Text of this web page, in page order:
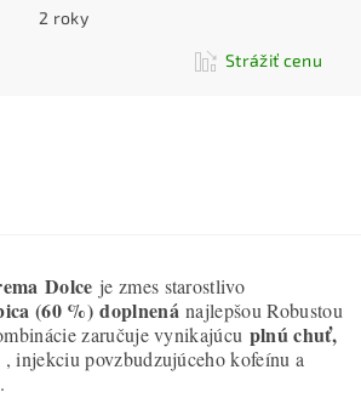
2 roky
Strážiť cenu
Dolce je zmes starostlivo
(60 %)doplnená najlepšou Robustou
zaručuje vynikajúcu plnú chuť,
, injekciu povzbudzujúceho kofeínu a